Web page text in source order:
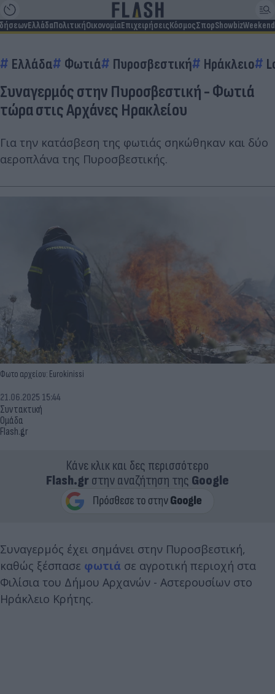
ΕλλάδαΠολιτικήΟικονομίαΕπιχειρήσειςΚόσμοςΣπορShowbizWeekend
Ελλάδα Φωτιά Πυροσβεστική Ηράκλειο
Συναγερμός στην Πυροσβεστική - Φωτιά
τώρα στις Αρχάνες Ηρακλείου
Για την κατάσβεση της φωτιάς σηκώθηκαν και δύο
αεροπλάνα της Πυροσβεστικής.
Φωτο αρχείου: Eurokinissi
Συντακτική
Ομάδα
Flash.gr
21.06.2025 15:44
Κάνε κλικ και δες περισσότερο
Flash.grστην αναζήτηση της Google
Συναγερμός έχει σημάνει στην Πυροσβεστική,
καθώς ξέσπασε φωτιά σε αγροτική περιοχή στα
Φιλίσια του Δήμου Αρχανών - Αστερουσίων στο
Ηράκλειο Κρήτης.